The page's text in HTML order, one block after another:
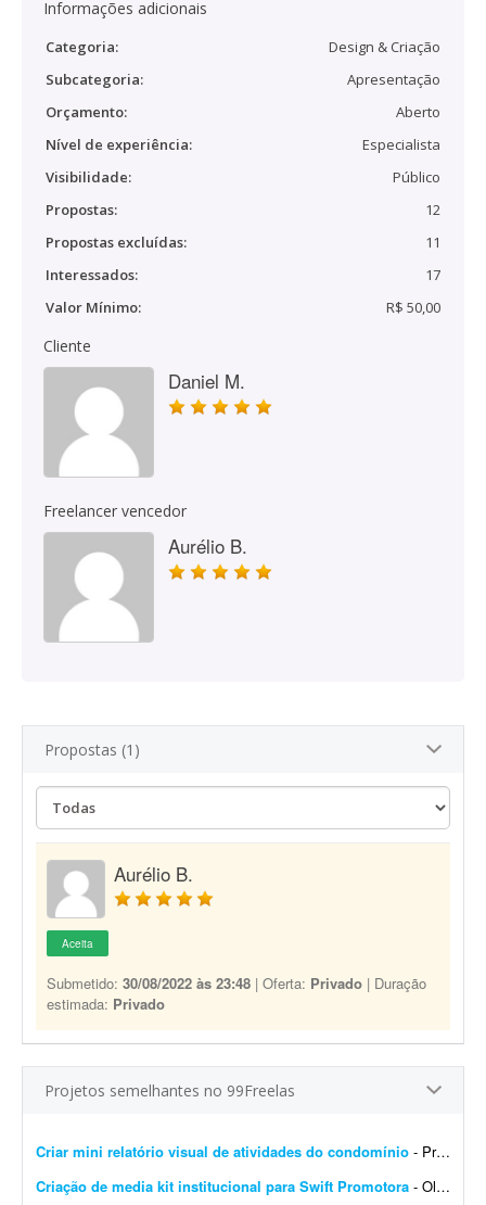
Informações adicionais
Categoria:
Design & Criação
Subcategoria:
Apresentação
Orçamento:
Aberto
Nível de experiência:
Especialista
Visibilidade:
Público
Propostas:
12
Propostas excluídas:
11
Interessados:
17
Valor Mínimo:
R$ 50,00
Cliente
Daniel M.
Freelancer vencedor
Aurélio B.
Propostas (1)
Aurélio B.
Aceita
Submetido: 30/08/2022 às 23:48 | Oferta: Privado | Duração
estimada: Privado
Projetos semelhantes no 99Freelas
Criar mini relatório visual de atividades do condomínio - Procuro um(a) freelancer para produzir um mini relatório visual das atividades executadas em um condomínio que administro, a partir de fotos que eu envio. Como funciona: - Envio as ...
Criação de media kit institucional para Swift Promotora - Olá! :) Estou procurando um designer gráfico com experiência em apresentações, materiais institucionais e comerciais para criar um media kit da Swift Promotora. ...